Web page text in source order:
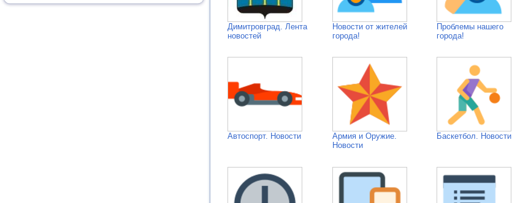
Димитровград. Лента
новостей
Новости от жителей
города!
Проблемы нашего
города!
Автоспорт. Новости
Армия и Оружие.
Новости
Баскетбол. Новости